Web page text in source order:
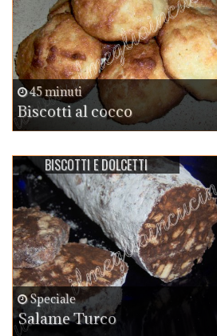
45 minuti
Biscotti al cocco
BISCOTTI E DOLCETTI
Speciale
Salame Turco